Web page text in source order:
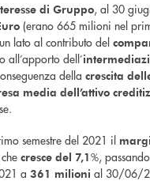
di Gruppo, al 30
(erano 665 milioni nel
lato al contributo del
all’apporto dell’
della crescita
media dell’attivo
semestre del 2021 il
cresce del 7,1%,
a 361 milioni al 30/06/